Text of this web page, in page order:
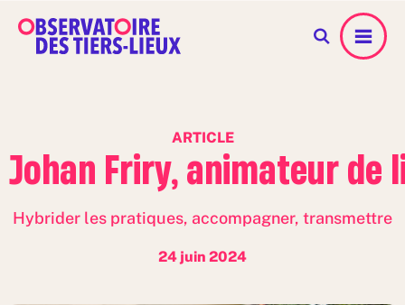
Menu
ARTICLE
Johan Friry, animateur de
Hybrider les pratiques, accompagner, transmettre
24 juin 2024